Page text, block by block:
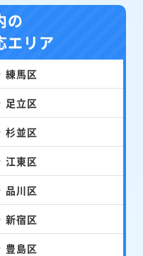
の
エリア
練馬区
足立区
杉並区
江東区
品川区
新宿区
豊島区